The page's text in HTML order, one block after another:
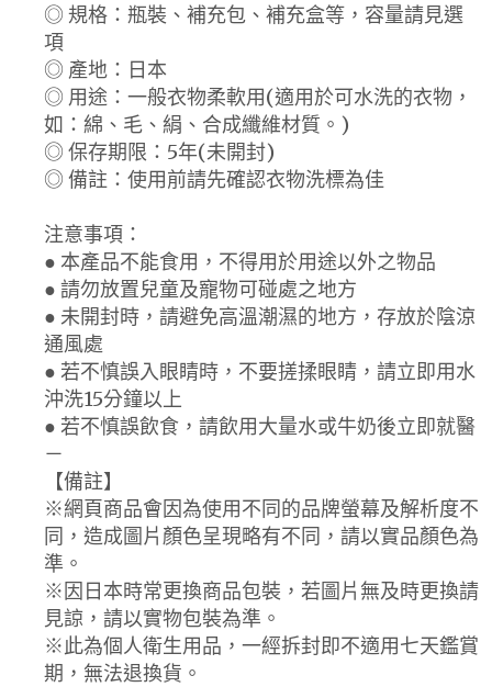
◎ 規格：瓶裝、補充包、補充盒等，容量請見選
項
◎ 產地：日本
◎ 用途：一般衣物柔軟用(適用於可水洗的衣物，
如：綿、毛、絹、合成纖維材質。)
◎ 保存期限：5年(未開封)
◎ 備註：使用前請先確認衣物洗標為佳
注意事項：
● 本產品不能食用，不得用於用途以外之物品
● 請勿放置兒童及寵物可碰處之地方
● 未開封時，請避免高溫潮濕的地方，存放於陰涼
通風處
● 若不慎誤入眼睛時，不要搓揉眼睛，請立即用水
沖洗15分鐘以上
● 若不慎誤飲食，請飲用大量水或牛奶後立即就醫
－
【備註】
※網頁商品會因為使用不同的品牌螢幕及解析度不
同，造成圖片顏色呈現略有不同，請以實品顏色為
準。
※因日本時常更換商品包裝，若圖片無及時更換請
見諒，請以實物包裝為準。
※此為個人衛生用品，一經拆封即不適用七天鑑賞
期，無法退換貨。